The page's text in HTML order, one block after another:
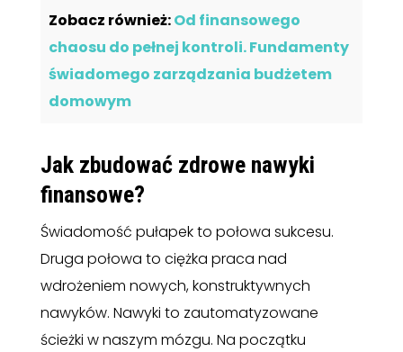
Zobacz również:Od finansowego
chaosu do pełnej kontroli. Fundamenty
świadomego zarządzania budżetem
domowym
Jak zbudować zdrowe nawyki
finansowe?
Świadomość pułapek to połowa sukcesu.
Druga połowa to ciężka praca nad
wdrożeniem nowych, konstruktywnych
nawyków. Nawyki to zautomatyzowane
ścieżki w naszym mózgu. Na początku